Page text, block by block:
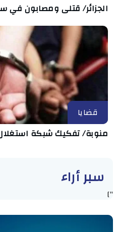
الجزائر/ قتلى ومصابون في
قضايا
منوبة/ تفكيك شبكة
سبر أراء
"]